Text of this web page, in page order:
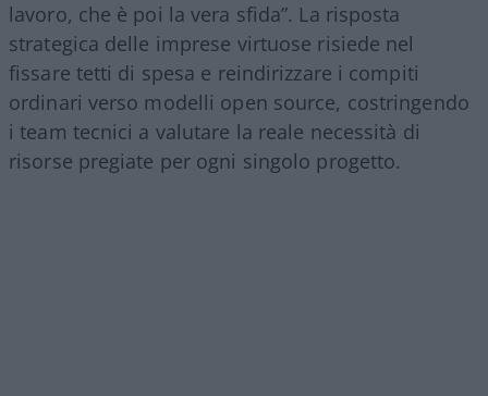
lavoro, che è poi la vera sfida”. La risposta
strategica delle imprese virtuose risiede nel
fissare tetti di spesa e reindirizzare i compiti
ordinari verso modelli open source, costringendo
i team tecnici a valutare la reale necessità di
risorse pregiate per ogni singolo progetto.